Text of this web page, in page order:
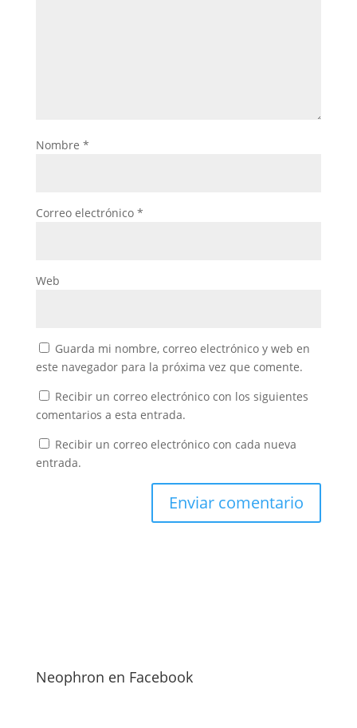
Nombre *
Correo electrónico *
Web
Guarda mi nombre, correo electrónico y web en
este navegador para la próxima vez que comente.
Recibir un correo electrónico con los siguientes
comentarios a esta entrada.
Recibir un correo electrónico con cada nueva
entrada.
Neophron en Facebook